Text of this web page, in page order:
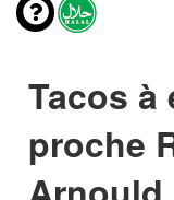
Tacos à
proche